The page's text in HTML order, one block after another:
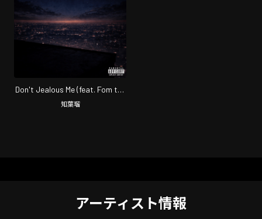
Don't Jealous Me (feat. Fom the
Far East)
知葉瑠
アーティスト情報